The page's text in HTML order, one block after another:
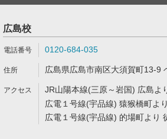
広島校
0120-684-035
広島県広島市南区大須賀町13-9
JR山陽本線(三原～岩国) 広島よ
広電１号線(宇品線) 猿猴橋町よ
広電１号線(宇品線) 的場町より